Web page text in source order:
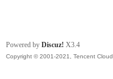
Powered by Discuz! X3.4
Copyright © 2001-2021, Tencent Cloud.